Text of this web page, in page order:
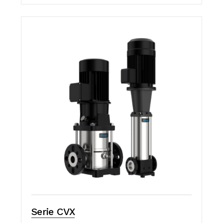
Serie CVX